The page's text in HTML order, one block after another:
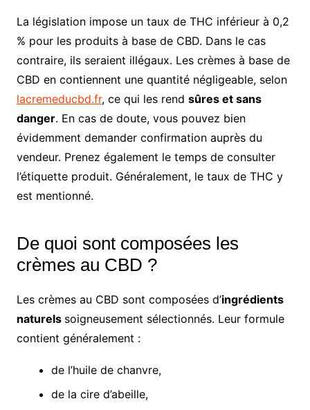
La législation impose un taux de THC inférieur à 0,2
% pour les produits à base de CBD. Dans le cas
contraire, ils seraient illégaux. Les crèmes à base de
CBD en contiennent une quantité négligeable, selon
lacremeducbd.fr, ce qui les rend sûres et sans
danger. En cas de doute, vous pouvez bien
évidemment demander confirmation auprès du
vendeur. Prenez également le temps de consulter
l’étiquette produit. Généralement, le taux de THC y
est mentionné.
De quoi sont composées les
crèmes au CBD ?
Les crèmes au CBD sont composées d’ingrédients
naturels soigneusement sélectionnés. Leur formule
contient généralement :
de l’huile de chanvre,
de la cire d’abeille,